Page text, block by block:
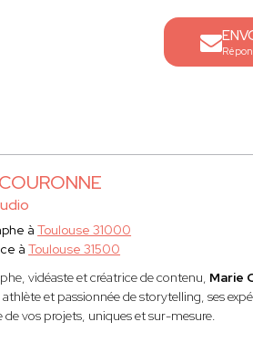
àToulouse 31000
àToulouse 31500
vidéaste et créatrice de contenu, Marie
et passionnée de storytelling, ses
de vos projets, uniques et sur-mesure.